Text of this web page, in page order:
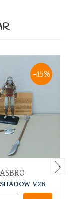
-45%
V28